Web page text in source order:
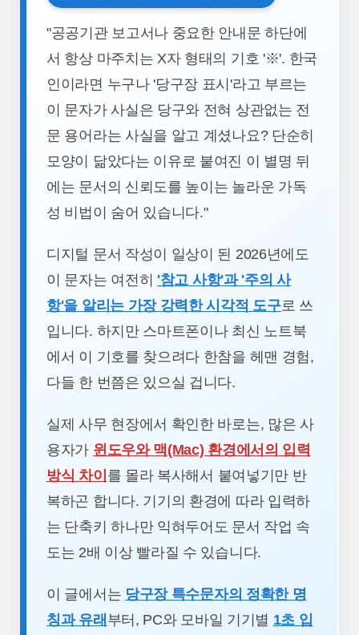
"공공기관 보고서나 중요한 안내문 하단에
서 항상 마주치는 X자 형태의 기호 '※'. 한국
인이라면 누구나 '당구장 표시'라고 부르는
이 문자가 사실은 당구와 전혀 상관없는 전
문 용어라는 사실을 알고 계셨나요? 단순히
모양이 닮았다는 이유로 붙여진 이 별명 뒤
에는 문서의 신뢰도를 높이는 놀라운 가독
성 비법이 숨어 있습니다."
디지털 문서 작성이 일상이 된 2026년에도
이 문자는 여전히 '참고 사항'과 '주의 사
항'을 알리는 가장 강력한 시각적 도구로 쓰
입니다. 하지만 스마트폰이나 최신 노트북
에서 이 기호를 찾으려다 한참을 헤맨 경험,
다들 한 번쯤은 있으실 겁니다.
실제 사무 현장에서 확인한 바로는, 많은 사
용자가 윈도우와 맥(Mac) 환경에서의 입력
방식 차이 를 몰라 복사해서 붙여넣기만 반
복하곤 합니다. 기기의 환경에 따라 입력하
는 단축키 하나만 익혀두어도 문서 작업 속
도는 2배 이상 빨라질 수 있습니다.
이 글에서는 당구장 특수문자의 정확한 명
칭과 유래 부터, PC와 모바일 기기별 1초 입